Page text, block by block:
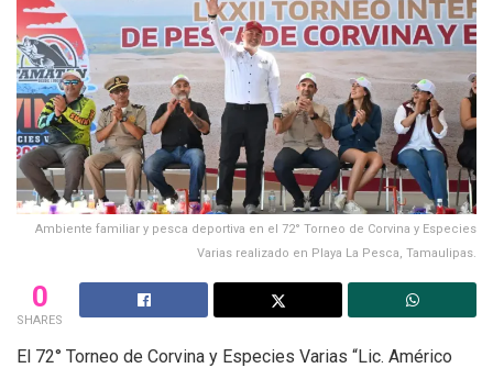
Ambiente familiar y pesca deportiva en el 72° Torneo de Corvina y Especies
Varias realizado en Playa La Pesca, Tamaulipas.
0
SHARES
El 72° Torneo de Corvina y Especies Varias “Lic. Américo